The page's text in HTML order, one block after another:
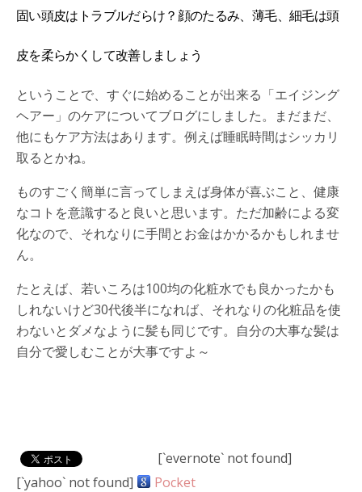
固い頭皮はトラブルだらけ？顔のたるみ、薄毛、細毛は頭
皮を柔らかくして改善しましょう
ということで、すぐに始めることが出来る「エイジング
ヘアー」のケアについてブログにしました。まだまだ、
他にもケア方法はあります。例えば睡眠時間はシッカリ
取るとかね。
ものすごく簡単に言ってしまえば身体が喜ぶこと、健康
なコトを意識すると良いと思います。ただ加齢による変
化なので、それなりに手間とお金はかかるかもしれませ
ん。
たとえば、若いころは100均の化粧水でも良かったかも
しれないけど30代後半になれば、それなりの化粧品を使
わないとダメなように髪も同じです。自分の大事な髪は
自分で愛しむことが大事ですよ～
[`evernote` not found]
[`yahoo` not found]
Pocket